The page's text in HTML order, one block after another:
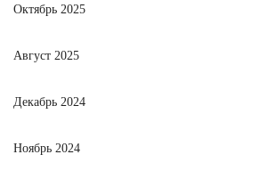
Октябрь 2025
Август 2025
Декабрь 2024
Ноябрь 2024